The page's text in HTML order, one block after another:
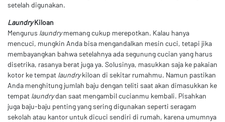
setelah digunakan.
LaundryKiloan
Mengurus laundrymemang cukup merepotkan. Kalau hanya
mencuci, mungkin Anda bisa mengandalkan mesin cuci, tetapi jika
membayangkan bahwa setelahnya ada segunung cucian yang harus
disetrika, rasanya berat juga ya. Solusinya, masukkan saja ke pakaian
kotor ke tempat laundrykiloan di sekitar rumahmu. Namun pastikan
Anda menghitung jumlah baju dengan teliti saat akan dimasukkan ke
tempat laundrydan saat mengambil cucianmu kembali. Pisahkan
juga baju-baju penting yang sering digunakan seperti seragam
sekolah atau kantor untuk dicuci sendiri di rumah, karena umumnya